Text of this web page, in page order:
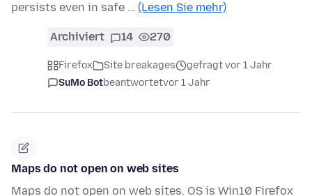
persists even in safe … (Lesen Sie mehr)
Archiviert 14 270
Firefox Site breakages
gefragt vor 1 Jahr
SuMo Botbeantwortetvor 1 Jahr
Maps do not open on web sites
Maps do not open on web sites. OS is Win10 Firefox